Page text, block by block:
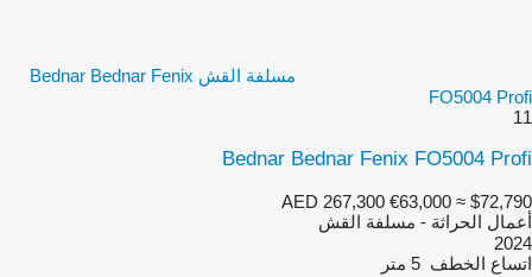
مسلفة القش Bednar Bednar Fenix
FO5004 Profi
11
Bednar Bednar Fenix FO5004 Profi
AED 267,300 €63,000 ≈ $72,790
أعمال الحراثة - مسلفة القش
2024
اتساع الخطف 5 متر